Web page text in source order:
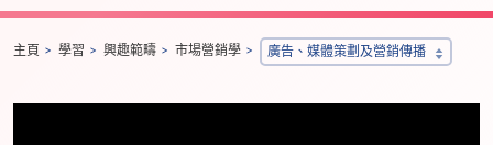
主頁 學習 興趣範疇 市場營銷學 廣告、媒體策劃及營銷傳播